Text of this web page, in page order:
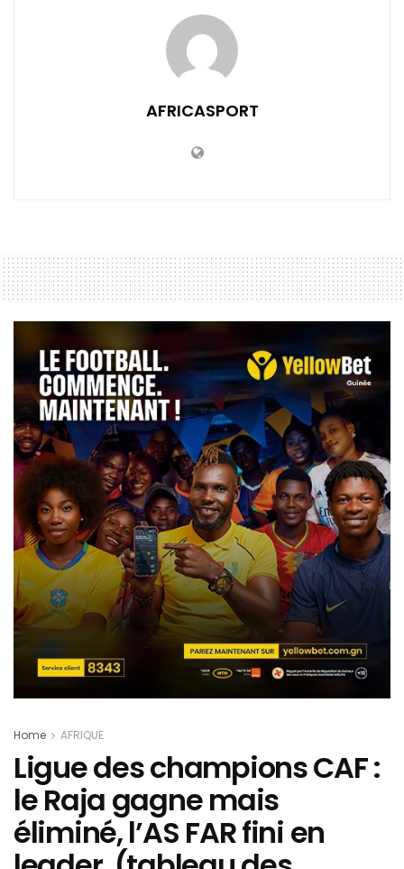
AFRICASPORT
Home AFRIQUE
Ligue des champions CAF :
le Raja gagne mais
éliminé, l’AS FAR fini en